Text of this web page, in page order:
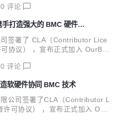
域的建设中。 芯盛智能持续加大
施服务的科技企业，旗下计算
泛应用于政府、金融、通信、能
创新变革深水区，支撑用户更好
品、共建生态的发展模式，浪潮
厚的产业积累为依托，不断主导
新，携手生态伙伴攻坚创新技术
0 评论
打造强大的 BMC 硬件生
签署了 CLA（Contributor Lice
协议） ，宣布正式加入 OurBM
发和制造能力的数字化产品一站
定制、研发及技术服务、电子制
、芯片工程、3D 打印、智慧医
十个行业领域的近百家知名客户
升宏先生曾供职于华为、新华
0 评论
软硬件协同 BMC 技术
公司签署了CLA（Contributor L
可协议） ，宣布正式加入 Our